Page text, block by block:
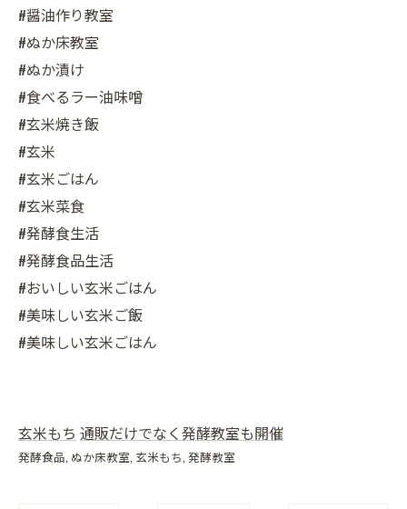
#醤油作り教室
#ぬか床教室
#ぬか漬け
#食べるラー油味噌
#玄米焼き飯
#玄米
#玄米ごはん
#玄米菜食
#発酵食生活
#発酵食品生活
#おいしい玄米ごはん
#美味しい玄米ご飯
#美味しい玄米ごはん
玄米もち 通販だけでなく発酵教室も開催
発酵食品 ぬか床教室 玄米もち 発酵教室